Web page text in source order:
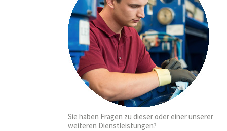
Sie haben Fragen zu dieser oder einer unserer
weiteren Dienstleistungen?